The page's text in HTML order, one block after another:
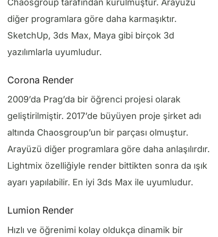
Chaosgroup tarafından kurulmuştur. Arayüzü
diğer programlara göre daha karmaşıktır.
SketchUp, 3ds Max, Maya gibi birçok 3d
yazılımlarla uyumludur.
Corona Render
2009’da Prag’da bir öğrenci projesi olarak
geliştirilmiştir. 2017’de büyüyen proje şirket adı
altında Chaosgroup’un bir parçası olmuştur.
Arayüzü diğer programlara göre daha anlaşılırdır.
Lightmix özelliğiyle render bittikten sonra da ışık
ayarı yapılabilir. En iyi 3ds Max ile uyumludur.
Lumion Render
Hızlı ve öğrenimi kolay oldukça dinamik bir